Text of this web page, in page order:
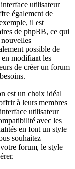
utilisateur
également de
il est
de phpBB, ce qui
possible de
modifiant les
de créer un forum
est un choix idéal
à leurs membres
utilisateur
avec les
en font un style
souhaitez
forum, le style